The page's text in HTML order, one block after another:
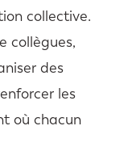
collective.
collègues,
des
les
où chacun